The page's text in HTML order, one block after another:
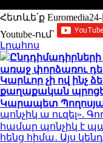
Հետևե՛ք
Youtube-ում`
Լրահոս
Ընդդիմադիրների
առաջ փորձառու
Կարևոր չի ով ինչ
քաղաքական
Կարապետ
պոնչիկ ա ուզել».
համար պոնչիկ է
հենց հիմա․ Այս